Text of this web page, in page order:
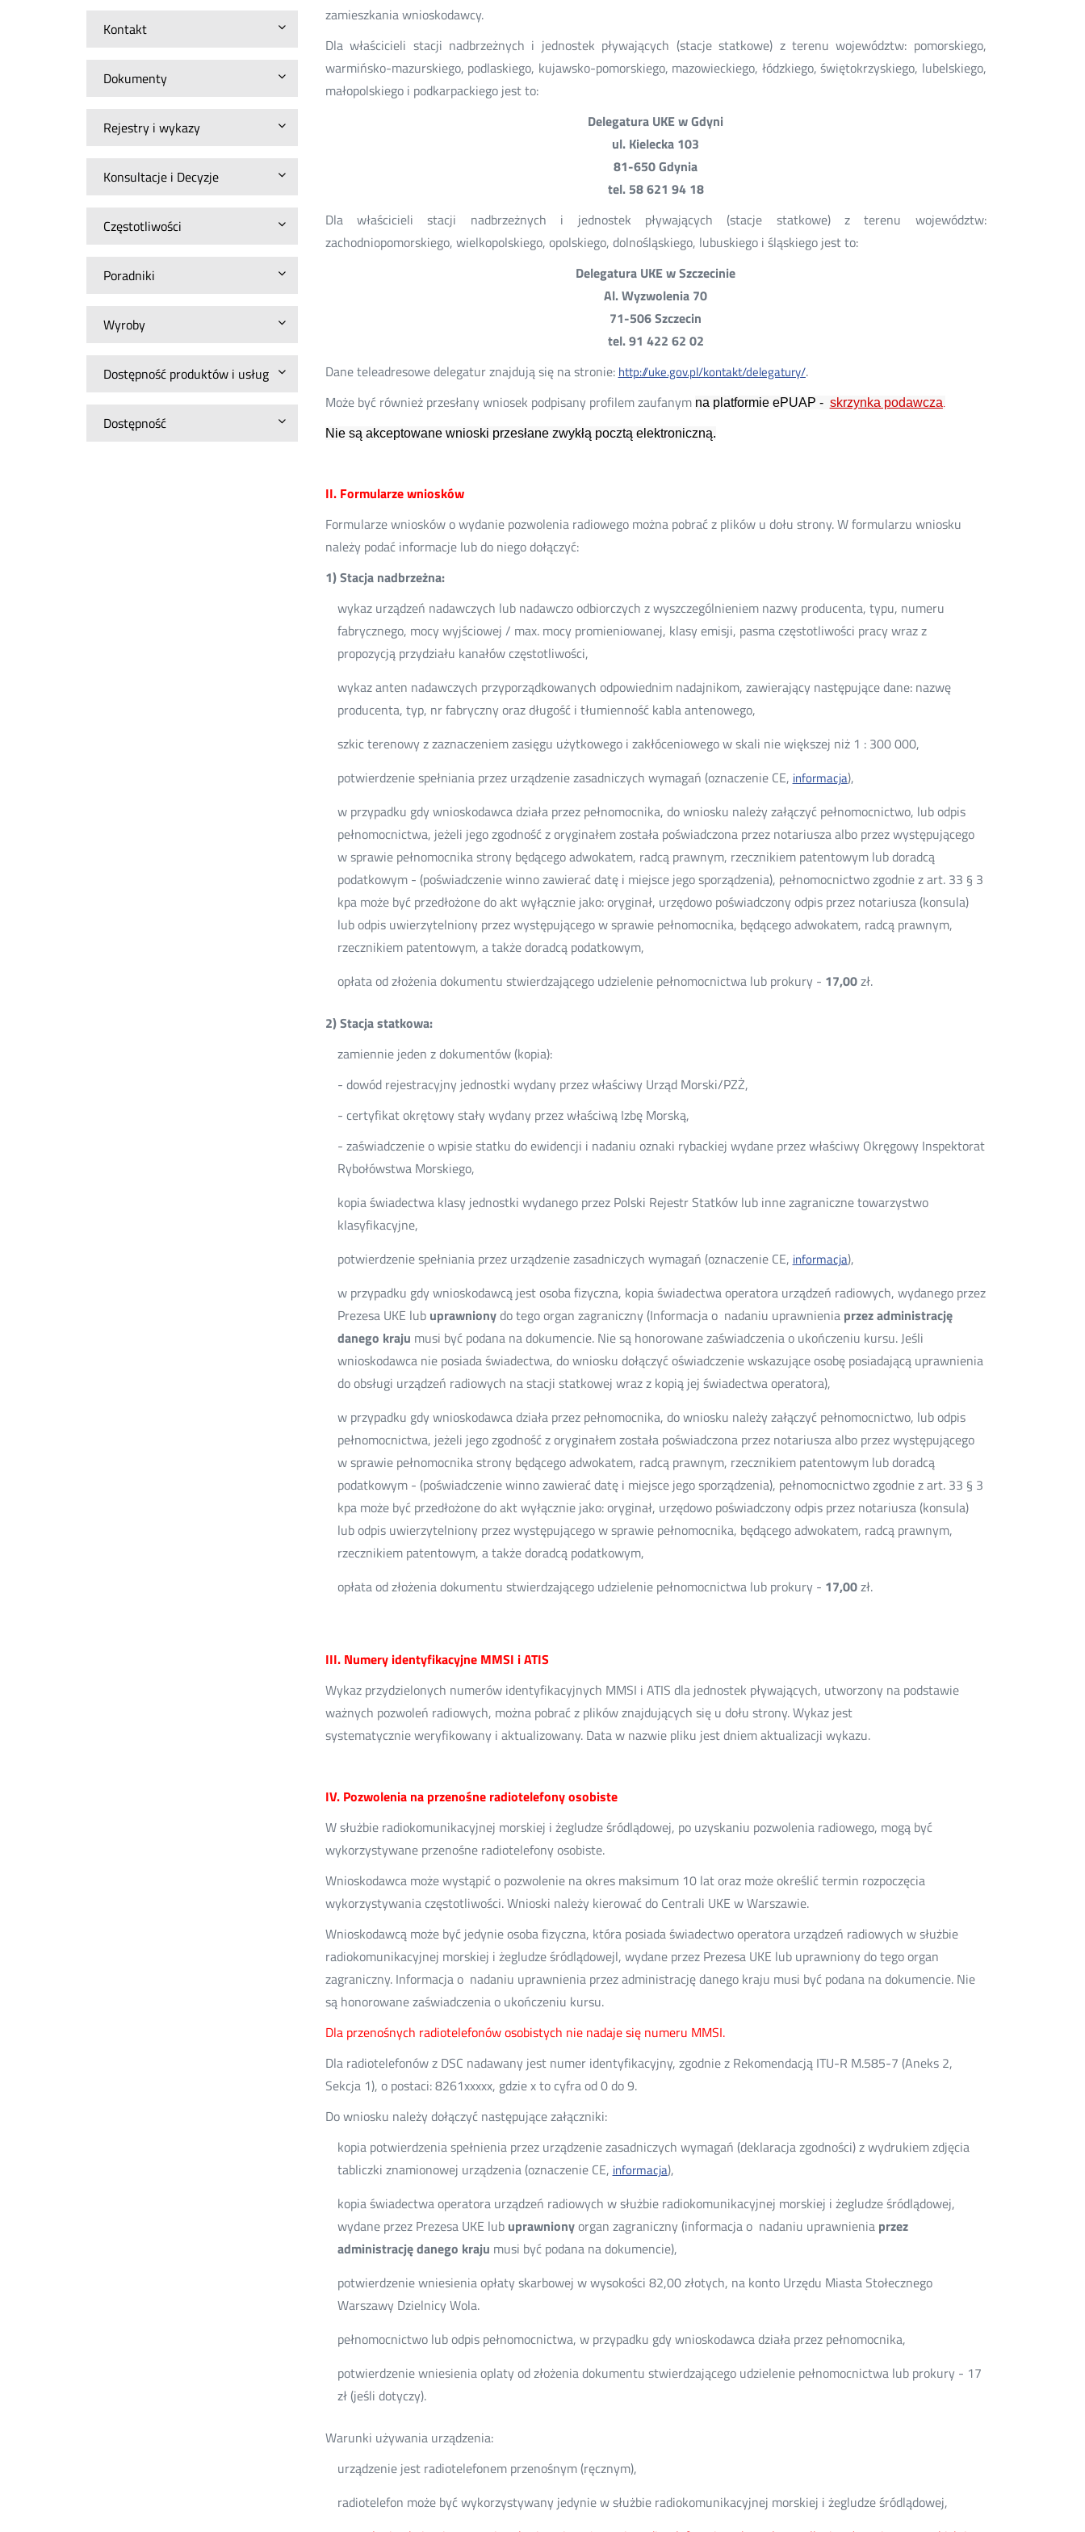
Kontakt
Dokumenty
Rejestry i wykazy
Konsultacje i Decyzje
Częstotliwości
Poradniki
Wyroby
Dostępność produktów i usług
Dostępność
zamieszkania wnioskodawcy.
Dla właścicieli stacji nadbrzeżnych i jednostek pływających (stacje statkowe) z terenu województw: pomorskiego,
warmińsko-mazurskiego, podlaskiego, kujawsko-pomorskiego, mazowieckiego, łódzkiego, świętokrzyskiego, lubelskiego,
małopolskiego i podkarpackiego jest to:
Delegatura UKE w Gdyni
ul. Kielecka 103
81-650 Gdynia
tel. 58 621 94 18
Dla właścicieli stacji nadbrzeżnych i jednostek pływających (stacje statkowe) z terenu województw:
zachodniopomorskiego, wielkopolskiego, opolskiego, dolnośląskiego, lubuskiego i śląskiego jest to:
Delegatura UKE w Szczecinie
Al. Wyzwolenia 70
71-506 Szczecin
tel. 91 422 62 02
Dane teleadresowe delegatur znajdują się na stronie: http://uke.gov.pl/kontakt/delegatury/.
Może być również przesłany wniosek podpisany profilem zaufanym na platformie ePUAP - skrzynka podawcza.
Nie są akceptowane wnioski przesłane zwykłą pocztą elektroniczną.
II. Formularze wniosków
Formularze wniosków o wydanie pozwolenia radiowego można pobrać z plików u dołu strony. W formularzu wniosku
należy podać informacje lub do niego dołączyć:
1) Stacja nadbrzeżna:
wykaz urządzeń nadawczych lub nadawczo odbiorczych z wyszczególnieniem nazwy producenta, typu, numeru
fabrycznego, mocy wyjściowej / max. mocy promieniowanej, klasy emisji, pasma częstotliwości pracy wraz z
propozycją przydziału kanałów częstotliwości,
wykaz anten nadawczych przyporządkowanych odpowiednim nadajnikom, zawierający następujące dane: nazwę
producenta, typ, nr fabryczny oraz długość i tłumienność kabla antenowego,
szkic terenowy z zaznaczeniem zasięgu użytkowego i zakłóceniowego w skali nie większej niż 1 : 300 000,
potwierdzenie spełniania przez urządzenie zasadniczych wymagań (oznaczenie CE, informacja),
w przypadku gdy wnioskodawca działa przez pełnomocnika, do wniosku należy załączyć pełnomocnictwo, lub odpis
pełnomocnictwa, jeżeli jego zgodność z oryginałem została poświadczona przez notariusza albo przez występującego
w sprawie pełnomocnika strony będącego adwokatem, radcą prawnym, rzecznikiem patentowym lub doradcą
podatkowym - (poświadczenie winno zawierać datę i miejsce jego sporządzenia), pełnomocnictwo zgodnie z art. 33 § 3
kpa może być przedłożone do akt wyłącznie jako: oryginał, urzędowo poświadczony odpis przez notariusza (konsula)
lub odpis uwierzytelniony przez występującego w sprawie pełnomocnika, będącego adwokatem, radcą prawnym,
rzecznikiem patentowym, a także doradcą podatkowym,
opłata od złożenia dokumentu stwierdzającego udzielenie pełnomocnictwa lub prokury - 17,00zł.
2) Stacja statkowa:
zamiennie jeden z dokumentów (kopia):
- dowód rejestracyjny jednostki wydany przez właściwy Urząd Morski/PZŻ,
- certyfikat okrętowy stały wydany przez właściwą Izbę Morską,
- zaświadczenie o wpisie statku do ewidencji i nadaniu oznaki rybackiej wydane przez właściwy Okręgowy Inspektorat
Rybołówstwa Morskiego,
kopia świadectwa klasy jednostki wydanego przez Polski Rejestr Statków lub inne zagraniczne towarzystwo
klasyfikacyjne,
potwierdzenie spełniania przez urządzenie zasadniczych wymagań (oznaczenie CE, informacja),
w przypadku gdy wnioskodawcą jest osoba fizyczna, kopia świadectwa operatora urządzeń radiowych, wydanego przez
Prezesa UKE lub uprawnionydo tego organ zagraniczny (Informacja o nadaniu uprawnienia przez administrację
danego kraju musi być podana na dokumencie. Nie są honorowane zaświadczenia o ukończeniu kursu. Jeśli
wnioskodawca nie posiada świadectwa, do wniosku dołączyć oświadczenie wskazujące osobę posiadającą uprawnienia
do obsługi urządzeń radiowych na stacji statkowej wraz z kopią jej świadectwa operatora),
w przypadku gdy wnioskodawca działa przez pełnomocnika, do wniosku należy załączyć pełnomocnictwo, lub odpis
pełnomocnictwa, jeżeli jego zgodność z oryginałem została poświadczona przez notariusza albo przez występującego
w sprawie pełnomocnika strony będącego adwokatem, radcą prawnym, rzecznikiem patentowym lub doradcą
podatkowym - (poświadczenie winno zawierać datę i miejsce jego sporządzenia), pełnomocnictwo zgodnie z art. 33 § 3
kpa może być przedłożone do akt wyłącznie jako: oryginał, urzędowo poświadczony odpis przez notariusza (konsula)
lub odpis uwierzytelniony przez występującego w sprawie pełnomocnika, będącego adwokatem, radcą prawnym,
rzecznikiem patentowym, a także doradcą podatkowym,
opłata od złożenia dokumentu stwierdzającego udzielenie pełnomocnictwa lub prokury - 17,00zł.
III. Numery identyfikacyjne MMSI i ATIS
Wykaz przydzielonych numerów identyfikacyjnych MMSI i ATIS dla jednostek pływających, utworzony na podstawie
ważnych pozwoleń radiowych, można pobrać z plików znajdujących się u dołu strony. Wykaz jest
systematycznie weryfikowany i aktualizowany. Data w nazwie pliku jest dniem aktualizacji wykazu.
IV. Pozwolenia na przenośne radiotelefony osobiste
W służbie radiokomunikacyjnej morskiej i żegludze śródlądowej, po uzyskaniu pozwolenia radiowego, mogą być
wykorzystywane przenośne radiotelefony osobiste.
Wnioskodawca może wystąpić o pozwolenie na okres maksimum 10 lat oraz może określić termin rozpoczęcia
wykorzystywania częstotliwości. Wnioski należy kierować do Centrali UKE w Warszawie.
Wnioskodawcą może być jedynie osoba fizyczna, która posiada świadectwo operatora urządzeń radiowych w służbie
radiokomunikacyjnej morskiej i żegludze śródlądowejl, wydane przez Prezesa UKE lub uprawniony do tego organ
zagraniczny. Informacja o nadaniu uprawnienia przez administrację danego kraju musi być podana na dokumencie. Nie
są honorowane zaświadczenia o ukończeniu kursu.
Dla przenośnych radiotelefonów osobistych nie nadaje się numeru MMSI.
Dla radiotelefonów z DSC nadawany jest numer identyfikacyjny, zgodnie z Rekomendacją ITU-R M.585-7 (Aneks 2,
Sekcja 1), o postaci: 8261xxxxx, gdzie x to cyfra od 0 do 9.
Do wniosku należy dołączyć następujące załączniki:
kopia potwierdzenia spełnienia przez urządzenie zasadniczych wymagań (deklaracja zgodności) z wydrukiem zdjęcia
tabliczki znamionowej urządzenia (oznaczenie CE, informacja),
kopia świadectwa operatora urządzeń radiowych w służbie radiokomunikacyjnej morskiej i żegludze śródlądowej,
wydane przez Prezesa UKE lub uprawnionyorgan zagraniczny (informacja o nadaniu uprawnienia przez
administrację danego kraju musi być podana na dokumencie),
potwierdzenie wniesienia opłaty skarbowej w wysokości 82,00 złotych, na konto Urzędu Miasta Stołecznego
Warszawy Dzielnicy Wola.
pełnomocnictwo lub odpis pełnomocnictwa, w przypadku gdy wnioskodawca działa przez pełnomocnika,
potwierdzenie wniesienia oplaty od złożenia dokumentu stwierdzającego udzielenie pełnomocnictwa lub prokury - 17
zł (jeśli dotyczy).
Warunki używania urządzenia:
urządzenie jest radiotelefonem przenośnym (ręcznym),
radiotelefon może być wykorzystywany jedynie w służbie radiokomunikacyjnej morskiej i żegludze śródlądowej,